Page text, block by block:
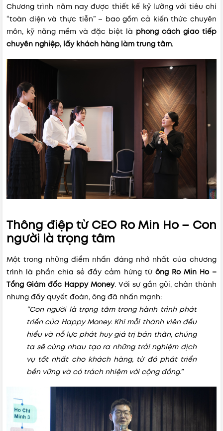
Chương trình năm nay được thiết kế kỹ lưỡng với tiêu chí
“toàn diện và thực tiễn” – bao gồm cả kiến thức chuyên
môn, kỹ năng mềm và đặc biệt là phong cách giao tiếp
chuyên nghiệp, lấy khách hàng làm trung tâm.
Thông điệp từ CEO Ro Min Ho – Con
người là trọng tâm
Một trong những điểm nhấn đáng nhớ nhất của chương
trình là phần chia sẻ đầy cảm hứng từ ông Ro Min Ho –
Tổng Giám đốc Happy Money. Với sự gần gũi, chân thành
nhưng đầy quyết đoán, ông đã nhấn mạnh:
“Con người là trọng tâm trong hành trình phát
triển của Happy Money. Khi mỗi thành viên đều
hiểu và nỗ lực phát huy giá trị bản thân, chúng
ta sẽ cùng nhau tạo ra những trải nghiệm dịch
vụ tốt nhất cho khách hàng, từ đó phát triển
bền vững và có trách nhiệm với cộng đồng.”